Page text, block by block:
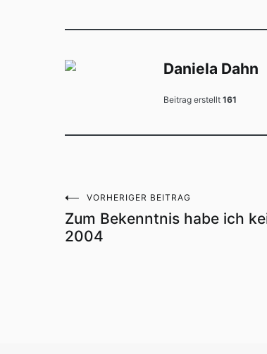
Daniela Dahn
Beitrag erstellt 161
VORHERIGER BEITRAG
Zum Bekenntnis habe ich
2004